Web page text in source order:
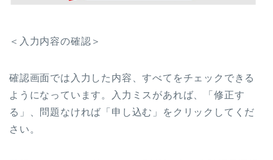
＜入力内容の確認＞
確認画面では入力した内容、すべてをチェックできる
ようになっています。入力ミスがあれば、「修正す
る」、問題なければ「申し込む」をクリックしてくだ
さい。